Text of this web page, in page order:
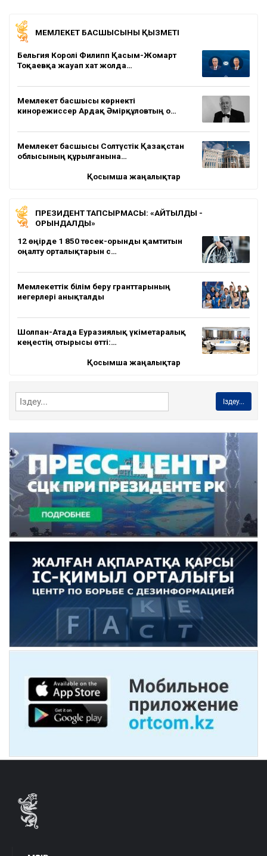
МЕМЛЕКЕТ БАСШЫСЫНЫҢ ҚЫЗМЕТІ
Бельгия Королі Филипп Қасым-Жомарт
Тоқаевқа жауап хат жолда…
Мемлекет басшысы көрнекті
кинорежиссер Ардақ Әмірқұловтың о…
Мемлекет басшысы Солтүстік Қазақстан
облысының құрылғанына…
Қосымша жаңалықтар
ПРЕЗИДЕНТ ТАПСЫРМАСЫ: «АЙТЫЛДЫ -
ОРЫНДАЛДЫ»
12 өңірде 1 850 төсек-орынды қамтитын
оңалту орталықтарын с…
Мемлекеттік білім беру гранттарының
иегерлері анықталды
Шолпан-Атада Еуразиялық үкіметаралық
кеңестің отырысы өтті:…
Қосымша жаңалықтар
Іздеу...